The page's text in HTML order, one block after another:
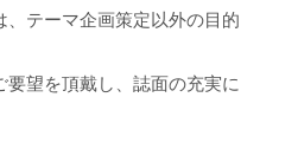
、テーマ企画策定以外の目的
要望を頂戴し、誌面の充実に